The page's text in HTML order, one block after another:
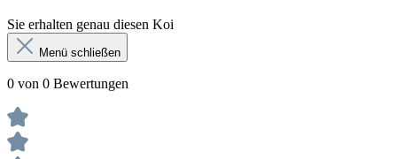
Sie erhalten genau diesen Koi
Menü schließen
0 von 0 Bewertungen